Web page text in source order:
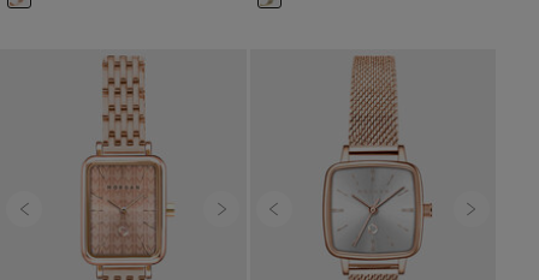
Previous Next Previous Next